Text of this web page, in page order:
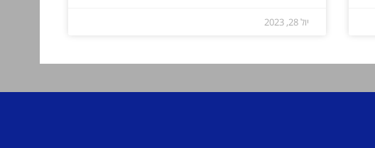
יול 28, 2023